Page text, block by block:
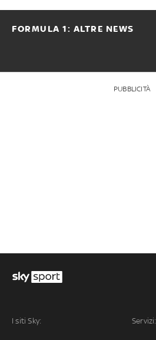
FORMULA 1: ALTRE NEWS
PUBBLICITÀ
I siti Sky: Servizi: